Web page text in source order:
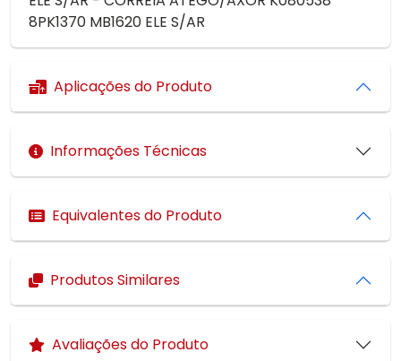
8PK1370 MB1620 ELE S/AR
Aplicações do Produto
Informações Técnicas
Equivalentes do Produto
Produtos Similares
Avaliações do Produto